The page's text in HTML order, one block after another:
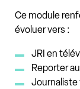
Ce module
évoluer vers :
JRI en
Reporter
Journaliste